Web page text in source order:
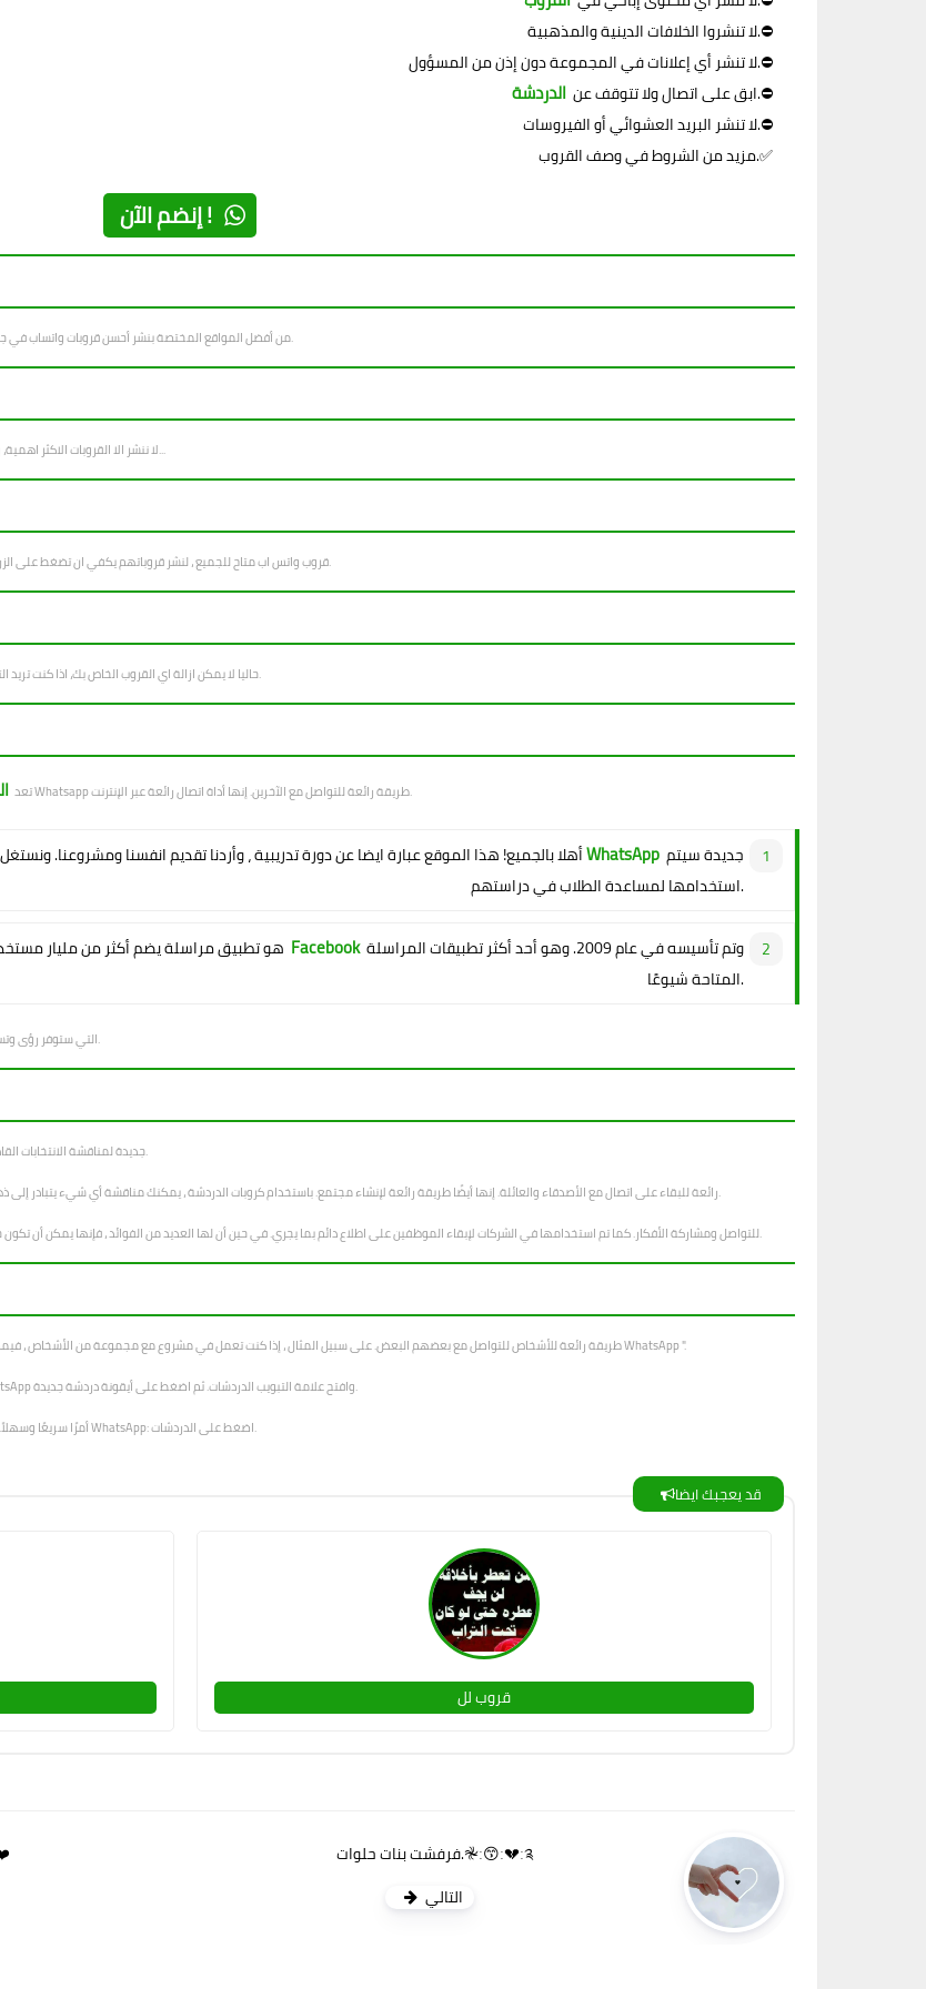
لا تنشروا الخلافات الدينية والمذهبية.⛔
لا تنشر أي إعلانات في المجموعة دون إذن من المسؤول.⛔
ابق على اتصال ولا تتوقف عن الدردشة
.⛔
لا تنشر البريد العشوائي أو الفيروسات.⛔
مزيد من الشروط في وصف القروب.✅
إنضم الآن !
قروبات واتساب link groups whatsapp من أفضل المواقع المختصة بنشر أحسن قروبات واتساب في جميع المجالات ، بتجدد يوميا بجديد القروبات المتنوعة.
في link groups whatsapp لا ننشر الا القروبات الاكثر اهمية، ولا ننشر القروبات التي فيها اساءة للاشخاص والاديان والانظمة...
قروب واتس اب متاح للجميع ، لنشر قروباتهم يكفي ان تضغط على الزر بالاسفل والنقر على اضافة قروب، وتعبئة المعلومات عن قروبك وستم اصافة القروب قريبا.
حاليا لا يمكن ازالة اي القروب الخاص بك، اذا كنت تريد التوقف عن استقبال الطلبات لقروبك يكفي ان تغير رابط القروب أو التواصل معنا لازالته نهائيا.
. تعد الجماعية عبر Whatsapp طريقة رائعة للتواصل مع الآخرين. إنها أداة اتصال رائعة عبر الإنترنت.
أهلا بالجميع! هذا الموقع عبارة ايضا عن دورة تدريبية ، وأردنا تقديم انفسنا ومشروعنا.جروبات WhatsApp
استخدامها لمساعدة الطلاب في دراستهم.
Facebook
المتاحة شيوعًا.
الغرض من هذا الموقع هو تقديم جروبات WhatsApp التي ستوفر رؤى وتساعد في تحسين سير عمل مستخدمينا.
تم إنشاء قروبات WhatsApp جديدة لمناقشة الانتخابات القادمة. نشجع قرائنا على الانضمام إلى الجروب والتعبير عن آرائهم.
القروبات دردشة WhatsApp رائعة للبقاء على اتصال مع الأصدقاء والعائلة. إنها أيضًا طريقة رائعة لإنشاء مجتمع. باستخدام كروبات الدردشة ، يمكنك مناقشة أي شيء يتبادر إلى ذهنك. يمكنك أيضًا العثور على أصدقاء لديهم اهتمامات مماثلة.
لطالما استخدمت جروبات دردشة WhatsApp للتواصل ومشاركة الأفكار. كما تم استخدامها في الشركات لإبقاء الموظفين على اطلاع دائم بما يجري. في حين أن لها العديد من الفوائد ، فإنها يمكن أن تكون خطيرة أيضًا إذا لم يتم استخدامها بشكل صحيح.
"تعد قروبات دردشة WhatsApp طريقة رائعة للأشخاص للتواصل مع بعضهم البعض. على سبيل المثال ، إذا كنت تعمل في مشروع مع مجموعة من الأشخاص ، فيمكنك التواصل بسهولة مع كل فرد في المجموعة باستخدام WhatsApp ".
يعد إنشاء جروب WhatsApp أمرًا بسيطًا ولا يستغرق سوى بضع لحظات. أولاً ، انتقل إلى WhatsApp وافتح علامة التبويب الدردشات. ثم اضغط على أيقونة دردشة جديدة.
يعد إنشاء كروب WhatsApp أمرًا سريعًا وسهلاً. يمكنك إضافة ما يصل إلى 256 عضوًا في الكروب. لإنشاء قروب WhatsApp: اضغط على الدردشات.
قد يعجبك ايضا
قروب لل
فرفشت بنات حلوات.𖤛ː😙ː💔ː༉
التالي